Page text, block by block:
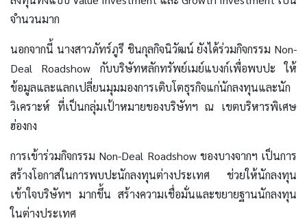
จำนวนมาก
นอกจากนี้ นางสาวภัทร์ภูรี ชินกุลกิจนิวัฒน์ ยังได้ร่วมกิจกรรม Non-
Deal Roadshow กับบริษัทหลักทรัพย์เมย์แบงก์เพื่อพบปะ ให้
ข้อมูลและแลกเปลี่ยนมุมมองการเติบโตธุรกิจแก่นักลงทุนและนัก
วิเคราะห์ ที่เป็นกลุ่มเป้าหมายของบริษัทฯ ณ เขตบริหารพิเศษ
ฮ่องกง
การเข้าร่วมกิจกรรม Non-Deal Roadshow ของบางจากฯ เป็นการ
สร้างโอกาสในการพบปะนักลงทุนต่างประเทศ ช่วยให้นักลงทุน
เข้าใจบริษัทฯ มากขึ้น สร้างความเชื่อมั่นและขยายฐานนักลงทุน
ในต่างประเทศ